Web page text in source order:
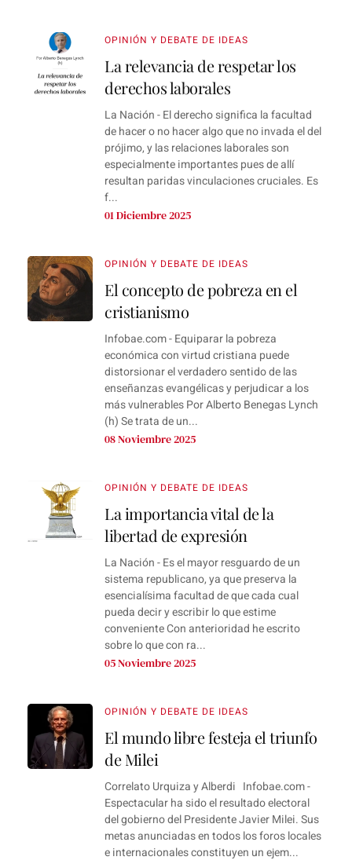
OPINIÓN Y DEBATE DE IDEAS
La relevancia de respetar los
derechos laborales
La Nación - El derecho significa la facultad
de hacer o no hacer algo que no invada el del
prójimo, y las relaciones laborales son
especialmente importantes pues de allí
resultan paridas vinculaciones cruciales. Es
f...
01 Diciembre 2025
OPINIÓN Y DEBATE DE IDEAS
El concepto de pobreza en el
cristianismo
Infobae.com - Equiparar la pobreza
económica con virtud cristiana puede
distorsionar el verdadero sentido de las
enseñanzas evangélicas y perjudicar a los
más vulnerables Por Alberto Benegas Lynch
(h) Se trata de un...
08 Noviembre 2025
OPINIÓN Y DEBATE DE IDEAS
La importancia vital de la
libertad de expresión
La Nación - Es el mayor resguardo de un
sistema republicano, ya que preserva la
esencialísima facultad de que cada cual
pueda decir y escribir lo que estime
conveniente Con anterioridad he escrito
sobre lo que con ra...
05 Noviembre 2025
OPINIÓN Y DEBATE DE IDEAS
El mundo libre festeja el triunfo
de Milei
Correlato Urquiza y Alberdi Infobae.com -
Espectacular ha sido el resultado electoral
del gobierno del Presidente Javier Milei. Sus
metas anunciadas en todos los foros locales
e internacionales constituyen un ejem...